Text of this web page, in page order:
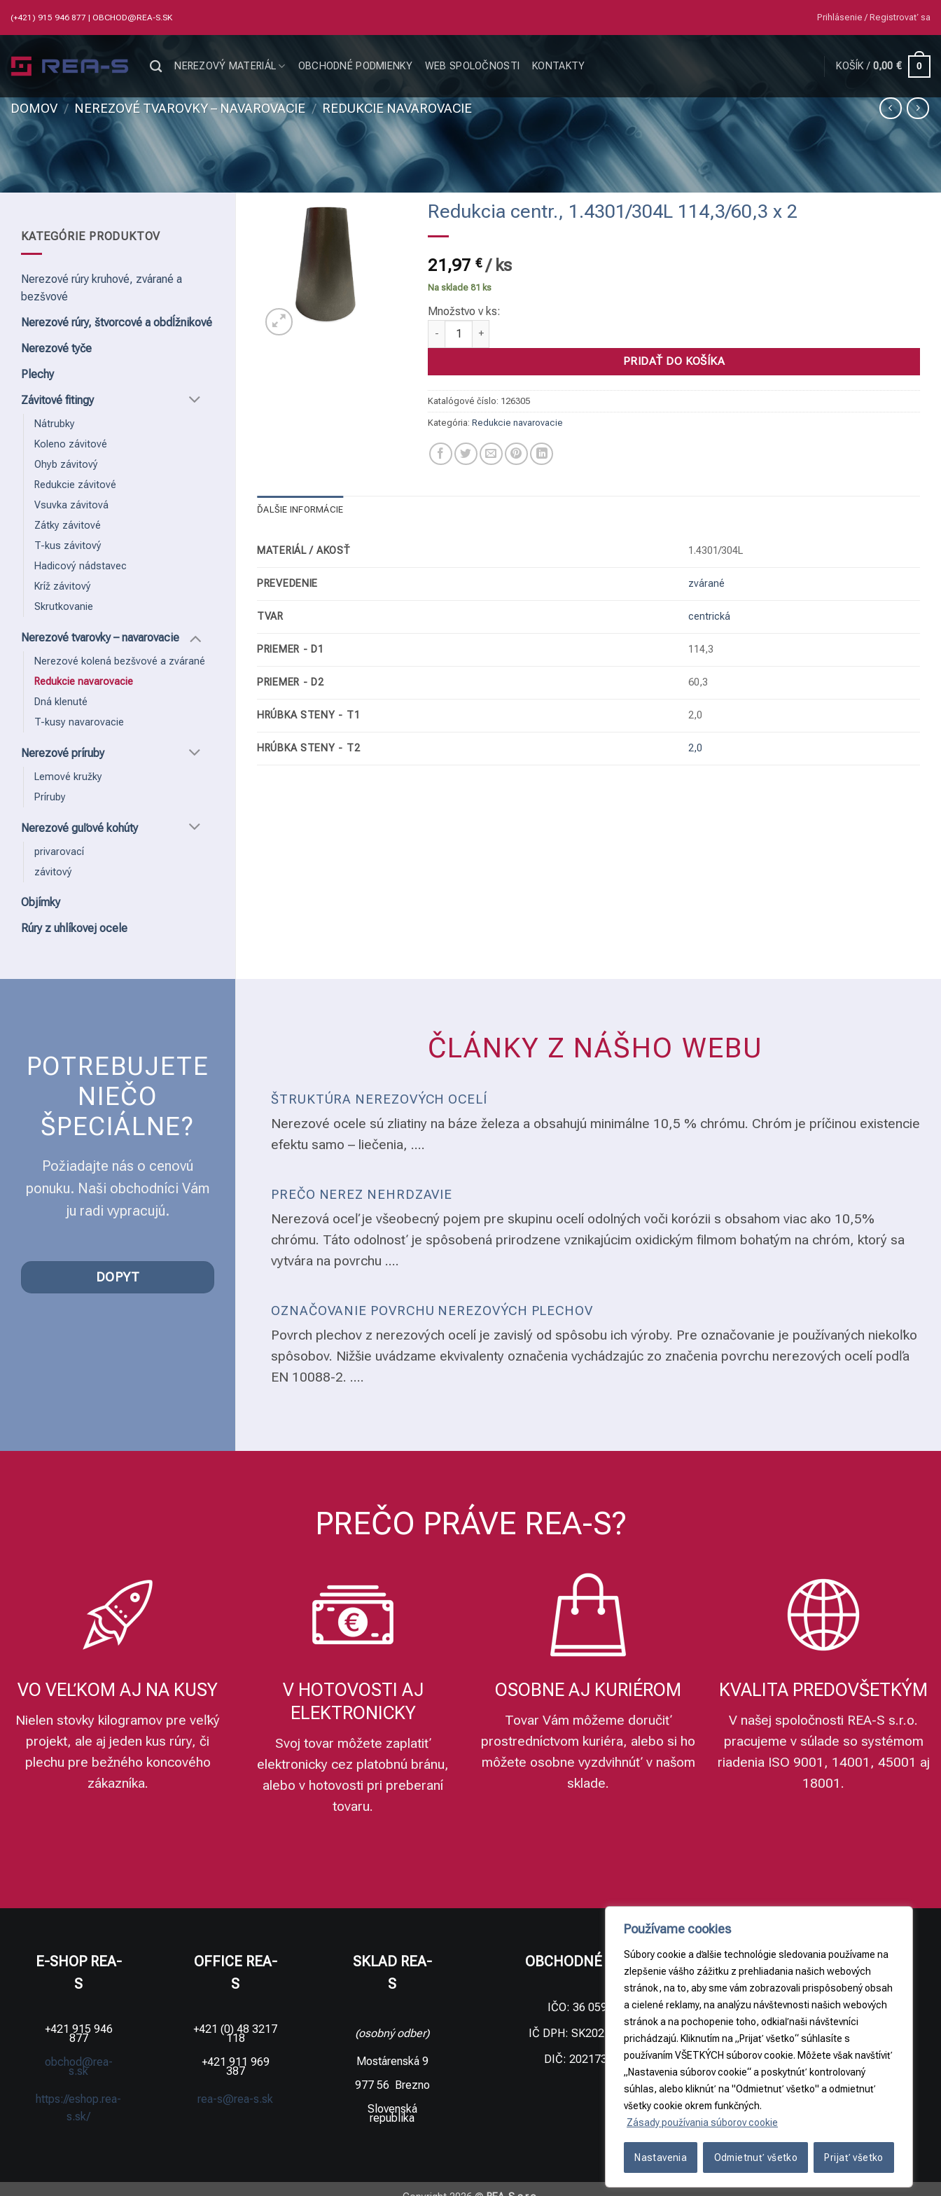
Používame cookies
Súbory cookie a ďalšie technológie sledovania používame na
zlepšenie vášho zážitku z prehliadania našich webových
stránok, na to, aby sme vám zobrazovali prispôsobený obsah
a cielené reklamy, na analýzu návštevnosti našich webových
stránok a na pochopenie toho, odkiaľ naši návštevníci
prichádzajú. Kliknutím na „Prijať všetko“ súhlasíte s
používaním VŠETKÝCH súborov cookie. Môžete však navštíviť
„Nastavenia súborov cookie“ a poskytnúť kontrolovaný
súhlas, alebo kliknúť na "Odmietnuť všetko" a odmietnuť
všetky cookie okrem funkčných.
Zásady používania súborov cookie
Nastavenia Odmietnuť všetko Prijať všetko
(+421) 915 946 877 | OBCHOD@REA-S.SK Prihlásenie / Registrovať sa
NEREZOVÝ MATERIÁL OBCHODNÉ PODMIENKY WEB SPOLOČNOSTI KONTAKTY KOŠÍK / 0,00€ 0
DOMOV / NEREZOVÉ TVAROVKY – NAVAROVACIE / REDUKCIE NAVAROVACIE
KATEGÓRIE PRODUKTOV
Nerezové rúry kruhové, zvárané a
bezšvové
Nerezové rúry, štvorcové a obdĺžnikové
Nerezové tyče
Plechy
Závitové fitingy
Nátrubky
Koleno závitové
Ohyb závitový
Redukcie závitové
Vsuvka závitová
Zátky závitové
T-kus závitový
Hadicový nádstavec
Kríž závitový
Skrutkovanie
Nerezové tvarovky – navarovacie
Nerezové kolená bezšvové a zvárané
Redukcie navarovacie
Dná klenuté
T-kusy navarovacie
Nerezové príruby
Lemové kružky
Príruby
Nerezové guľové kohúty
privarovací
závitový
Objímky
Rúry z uhlíkovej ocele
Redukcia centr., 1.4301/304L 114,3/60,3 x 2
21,97€/ ks
Na sklade 81 ks
Množstvo v ks:
množstvo Redukcia centr., 1.4301/304L 114,3/60,3 x 2
PRIDAŤ DO KOŠÍKA
Katalógové číslo: 126305
Kategória:Redukcie navarovacie
ĎALŠIE INFORMÁCIE
MATERIÁL / AKOSŤ 1.4301/304L
PREVEDENIE zvárané
TVAR centrická
PRIEMER - D1 114,3
PRIEMER - D2 60,3
HRÚBKA STENY - T1 2,0
HRÚBKA STENY - T2 2,0
POTREBUJETE
NIEČO
ŠPECIÁLNE?
Požiadajte nás o cenovú
ponuku. Naši obchodníci Vám
ju radi vypracujú.
DOPYT
ČLÁNKY Z NÁŠHO WEBU
ŠTRUKTÚRA NEREZOVÝCH OCELÍ
Nerezové ocele sú zliatiny na báze železa a obsahujú minimálne 10,5 % chrómu. Chróm je príčinou existencie
efektu samo – liečenia, ....
PREČO NEREZ NEHRDZAVIE
Nerezová oceľ je všeobecný pojem pre skupinu ocelí odolných voči korózii s obsahom viac ako 10,5%
chrómu. Táto odolnosť je spôsobená prirodzene vznikajúcim oxidickým filmom bohatým na chróm, ktorý sa
vytvára na povrchu ....
OZNAČOVANIE POVRCHU NEREZOVÝCH PLECHOV
Povrch plechov z nerezových ocelí je zavislý od spôsobu ich výroby. Pre označovanie je používaných niekoľko
spôsobov. Nižšie uvádzame ekvivalenty označenia vychádzajúc zo značenia povrchu nerezových ocelí podľa
EN 10088-2. ....
PREČO PRÁVE REA-S?
VO VEĽKOM AJ NA KUSY
Nielen stovky kilogramov pre veľký
projekt, ale aj jeden kus rúry, či
plechu pre bežného koncového
zákazníka.
V HOTOVOSTI AJ
ELEKTRONICKY
Svoj tovar môžete zaplatiť
elektronicky cez platobnú bránu,
alebo v hotovosti pri preberaní
tovaru.
OSOBNE AJ KURIÉROM
Tovar Vám môžeme doručiť
prostredníctvom kuriéra, alebo si ho
môžete osobne vyzdvihnúť v našom
sklade.
KVALITA PREDOVŠETKÝM
V našej spoločnosti REA-S s.r.o.
pracujeme v súlade so systémom
riadenia ISO 9001, 14001, 45001 aj
18001.
E-SHOP REA-
S
+421 915 946
877
obchod@rea-
s.sk
https://eshop.rea-
s.sk/
OFFICE REA-
S
+421 (0) 48 3217
118
+421 911 969
387
rea-s@rea-s.sk
SKLAD REA-
S
(osobný odber)
Mostárenská 9
977 56 Brezno
Slovenská
republika
OBCHODNÉ ÚDAJE
IČO: 36 059 099
IČ DPH: SK2021733065
DIČ: 2021733065
PRÁVNE INFORMÁCIE
Obchodné podmienky
Odstúpenie od zmluvy